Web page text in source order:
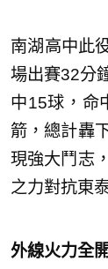
南湖高中此
場出賽32分
中15球，命
箭，總計轟
現強大鬥志
之力對抗東
外線火力全